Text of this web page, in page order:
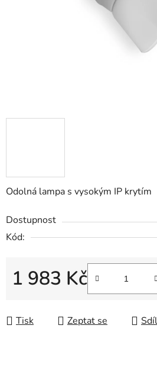
Odolná lampa s vysokým IP krytím
Dostupnost
Kód:
1 983 Kč
Tisk Zeptat se